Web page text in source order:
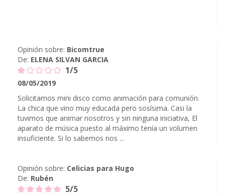
Opinión sobre: Bicomtrue
De: ELENA SILVAN GARCIA
1/5
08/05/2019
Solicitamos mini disco como animación para comunión.
La chica que vino muy educada pero sosísima. Casi la
tuvimos que animar nosotros y sin ninguna iniciativa, El
aparato de música puesto al máximo tenía un volumen
insuficiente. Si lo sabemos nos ...
Opinión sobre: Celicias para Hugo
De: Rubén
5/5